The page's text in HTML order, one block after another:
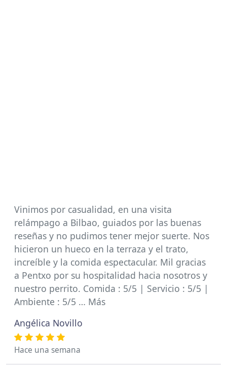
Vinimos por casualidad, en una visita
relámpago a Bilbao, guiados por las buenas
reseñas y no pudimos tener mejor suerte. Nos
hicieron un hueco en la terraza y el trato,
increíble y la comida espectacular. Mil gracias
a Pentxo por su hospitalidad hacia nosotros y
nuestro perrito. Comida : 5/5 | Servicio : 5/5 |
Ambiente : 5/5 … Más
Angélica Novillo
Hace una semana